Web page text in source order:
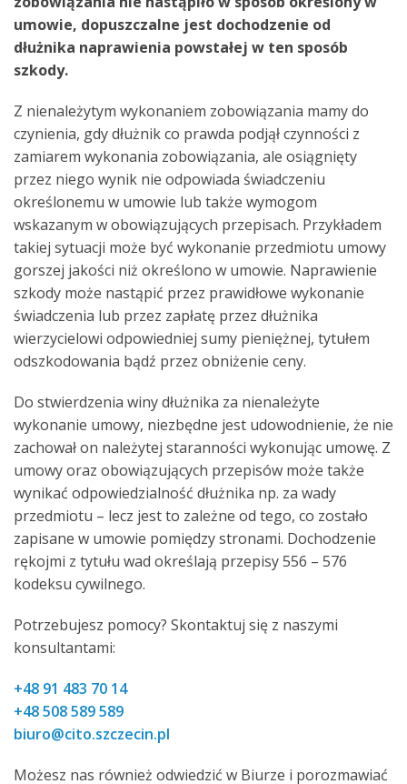
umowie, dopuszczalne jest dochodzenie od
dłużnika naprawienia powstałej w ten sposób
szkody.
Z nienależytym wykonaniem zobowiązania mamy do
czynienia, gdy dłużnik co prawda podjął czynności z
zamiarem wykonania zobowiązania, ale osiągnięty
przez niego wynik nie odpowiada świadczeniu
określonemu w umowie lub także wymogom
wskazanym w obowiązujących przepisach. Przykładem
takiej sytuacji może być wykonanie przedmiotu umowy
gorszej jakości niż określono w umowie. Naprawienie
szkody może nastąpić przez prawidłowe wykonanie
świadczenia lub przez zapłatę przez dłużnika
wierzycielowi odpowiedniej sumy pieniężnej, tytułem
odszkodowania bądź przez obniżenie ceny.
Do stwierdzenia winy dłużnika za nienależyte
wykonanie umowy, niezbędne jest udowodnienie, że nie
zachował on należytej staranności wykonując umowę. Z
umowy oraz obowiązujących przepisów może także
wynikać odpowiedzialność dłużnika np. za wady
przedmiotu – lecz jest to zależne od tego, co zostało
zapisane w umowie pomiędzy stronami. Dochodzenie
rękojmi z tytułu wad określają przepisy 556 – 576
kodeksu cywilnego.
Potrzebujesz pomocy? Skontaktuj się z naszymi
konsultantami:
+48 91 483 70 14
+48 508 589 589
biuro@cito.szczecin.pl
Możesz nas również odwiedzić w Biurze i porozmawiać